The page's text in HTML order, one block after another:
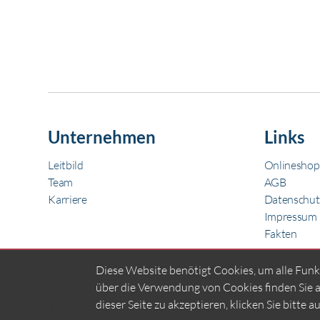
Unternehmen
Leitbild
Team
Karriere
Links
Onlineshop
AGB
Impressum
Fakten
© 2026 BOHR Schleifmittelwerk
Diese Website benötigt Cookies, um alle
über die Verwendung von Cookies finden Sie
dieser Seite zu akzeptieren, klicken Sie bitte